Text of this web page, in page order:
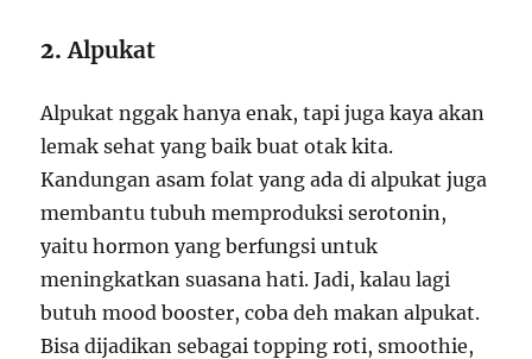
2.Alpukat
Alpukat nggak hanya enak, tapi juga kaya akan
lemak sehat yang baik buat otak kita.
Kandungan asam folat yang ada di alpukat juga
membantu tubuh memproduksi serotonin,
yaitu hormon yang berfungsi untuk
meningkatkan suasana hati. Jadi, kalau lagi
butuh mood booster, coba deh makan alpukat.
Bisa dijadikan sebagai topping roti, smoothie,